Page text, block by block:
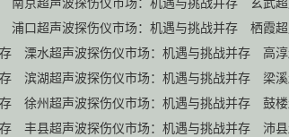
浦口超声波探伤仪市场：机遇与挑战并存
栖霞
溧水超声波探伤仪市场：机遇与挑战并存
高
滨湖超声波探伤仪市场：机遇与挑战并存
梁
徐州超声波探伤仪市场：机遇与挑战并存
鼓
丰县超声波探伤仪市场：机遇与挑战并存 沛